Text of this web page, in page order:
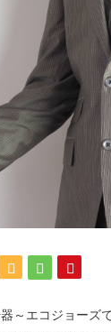
～エコジョーズ